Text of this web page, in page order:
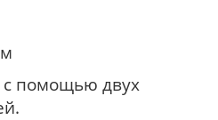
с помощью двух